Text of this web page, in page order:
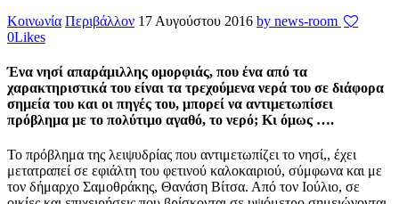
Κοινωνία Περιβάλλον 17 Αυγούστου 2016 by news-room
0Likes
Ένα νησί απαράμιλλης ομορφιάς, που ένα από τα
χαρακτηριστικά του είναι τα τρεχούμενα νερά του σε διάφορα
σημεία του και οι πηγές του, μπορεί να αντιμετωπίσει
πρόβλημα με το πολύτιμο αγαθό, το νερό; Κι όμως ….
Το πρόβλημα της λειψυδρίας που αντιμετωπίζει το νησί,, έχει
μετατραπεί σε εφιάλτη του φετινού καλοκαιριού, σύμφωνα και με
τον δήμαρχο Σαμοθράκης, Θανάση Βίτσα. Από τον Ιούλιο, σε